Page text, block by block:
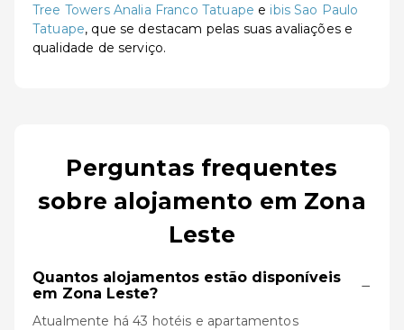
Tree Towers Analia Franco Tatuape e ibis Sao Paulo
Tatuape, que se destacam pelas suas avaliações e
qualidade de serviço.
Perguntas frequentes
sobre alojamento em Zona
Leste
Quantos alojamentos estão disponíveis
em Zona Leste?
−
Atualmente há 43 hotéis e apartamentos